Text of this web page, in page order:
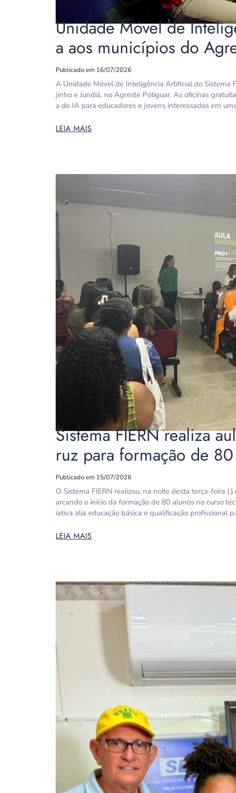
Unidade Móvel de
a aos municípios do
Publicado em 16/07/2026
A Unidade Móvel de Inteligência Artificial do Sistema
jinho e Jundiá, no Agreste Potiguar. As oficinas
a de IA para educadores e jovens interessados em
LEIA MAIS
Sistema FIERN realiza
ruz para formação de
Publicado em 15/07/2026
O Sistema FIERN realizou, na noite desta terça-feira
arcando o início da formação de 80 alunos no curso
iativa alia educação básica e qualificação profissional
LEIA MAIS